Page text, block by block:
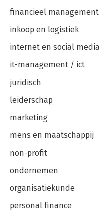
financieel management
inkoop en logistiek
internet en social media
it-management / ict
juridisch
leiderschap
marketing
mens en maatschappij
non-profit
ondernemen
organisatiekunde
personal finance